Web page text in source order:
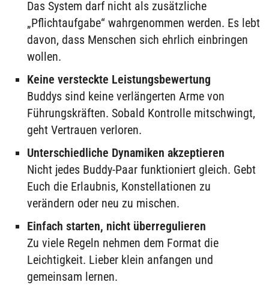
Das System darf nicht als zusätzliche
„Pflichtaufgabe“ wahrgenommen werden. Es lebt
davon, dass Menschen sich ehrlich einbringen
wollen.
Keine versteckte Leistungsbewertung
Buddys sind keine verlängerten Arme von
Führungskräften. Sobald Kontrolle mitschwingt,
geht Vertrauen verloren.
Unterschiedliche Dynamiken akzeptieren
Nicht jedes Buddy-Paar funktioniert gleich. Gebt
Euch die Erlaubnis, Konstellationen zu
verändern oder neu zu mischen.
Einfach starten, nicht überregulieren
Zu viele Regeln nehmen dem Format die
Leichtigkeit. Lieber klein anfangen und
gemeinsam lernen.